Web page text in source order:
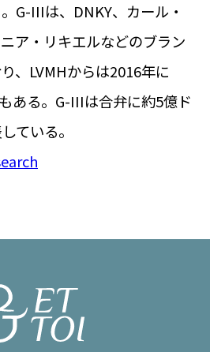
G-IIIは、DNKY、カール・
ア・リキエルなどのブラン
、LVMHからは2016年に
ある。G-IIIは合弁に約5億ド
ている。